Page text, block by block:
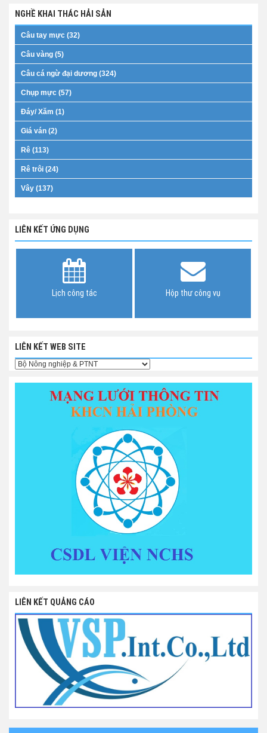
NGHỀ KHAI THÁC HẢI SẢN
Câu tay mực (32)
Câu vàng (5)
Câu cá ngừ đại dương (324)
Chụp mực (57)
Đáy/ Xăm (1)
Giá ván (2)
Rê (113)
Rê trôi (24)
Vây (137)
LIÊN KẾT ỨNG DỤNG
Lịch công tác Hộp thư công vụ
LIÊN KẾT WEB SITE
LIÊN KẾT QUẢNG CÁO